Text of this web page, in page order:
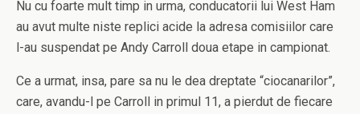
Nu cu foarte mult timp in urma, conducatorii lui West Ham
au avut multe niste replici acide la adresa comisiilor care
l-au suspendat pe Andy Carroll doua etape in campionat.
Ce a urmat, insa, pare sa nu le dea dreptate “ciocanarilor”,
care, avandu-l pe Carroll in primul 11, a pierdut de fiecare